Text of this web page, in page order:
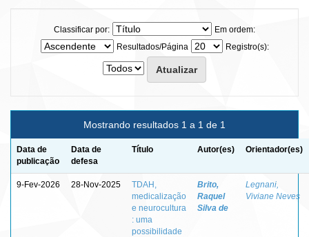
Classificar por:
Em ordem:
Resultados/Página
Registro(s):
Mostrando resultados 1 a 1 de 1
Data de
publicação
Data de
defesa
Título Autor(es) Orientador(es)
9-Fev-2026 28-Nov-2025
TDAH,
medicalização
e neurocultura
: uma
possibilidade
Brito,
Raquel
Silva de
Legnani,
Viviane Neves